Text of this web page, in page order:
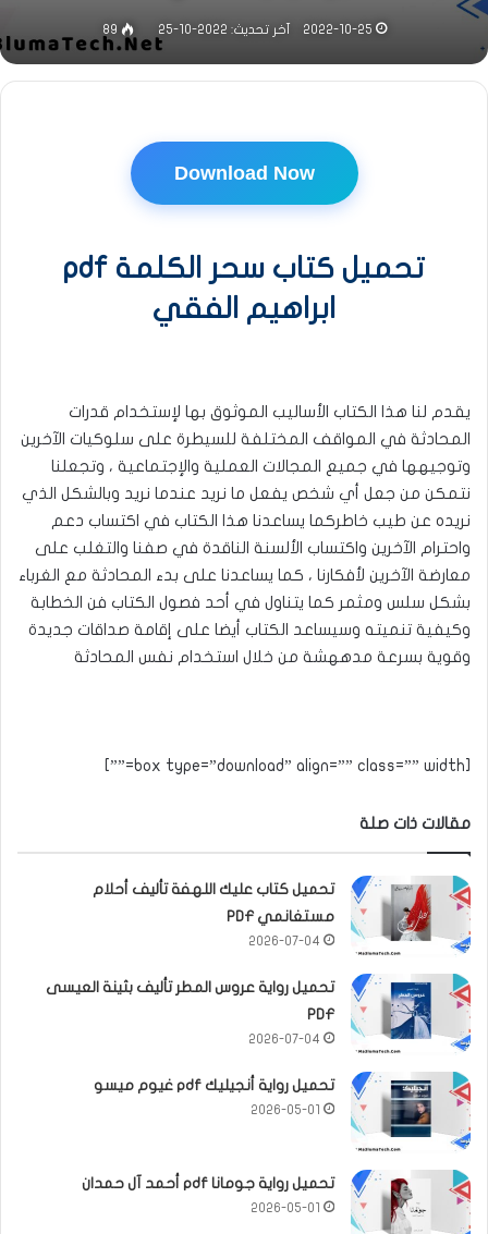
2022-10-25 آخر تحديث: 2022-10-25 89
Download Now
تحميل كتاب سحر الكلمة pdf
ابراهيم الفقي
يقدم لنا هذا الكتاب الأساليب الموثوق بها لإستخدام قدرات
المحادثة في المواقف المختلفة للسيطرة على سلوكيات الآخرين
وتوجيهها في جميع المجالات العملية والإجتماعية ، وتجعلنا
نتمكن من جعل أي شخص يفعل ما نريد عندما نريد وبالشكل الذي
نريده عن طيب خاطركما يساعدنا هذا الكتاب في اكتساب دعم
واحترام الآخرين واكتساب الألسنة الناقدة في صفنا والتغلب على
معارضة الآخرين لأفكارنا ، كما يساعدنا على بدء المحادثة مع الغرباء
بشكل سلس ومثمر كما يتناول في أحد فصول الكتاب فن الخطابة
وكيفية تنميته وسيساعد الكتاب أيضا على إقامة صداقات جديدة
وقوية بسرعة مدههشة من خلال استخدام نفس المحادثة
[box type=”download” align=”” class=”” width=””]
مقالات ذات صلة
تحميل كتاب عليك اللهفة تأليف أحلام
مستغانمي PDF
2026-07-04
تحميل رواية عروس المطر تأليف بثينة العيسى
PDF
2026-07-04
تحميل رواية أنجيليك pdf غيوم ميسو
2026-05-01
تحميل رواية جومانا pdf أحمد آل حمدان
2026-05-01